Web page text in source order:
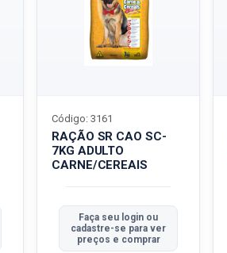
RAÇÃO SR CAO SC-
7KG ADULTO
CARNE/CEREAIS
Código: 3161
Faça seu login ou
cadastre-se para ver
preços e comprar